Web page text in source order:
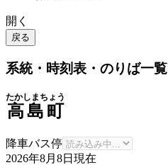
開く
戻る
系統・時刻表・のりば一覧
高島町
たかしまちょう
降車バス停
2026年8月8日 現在